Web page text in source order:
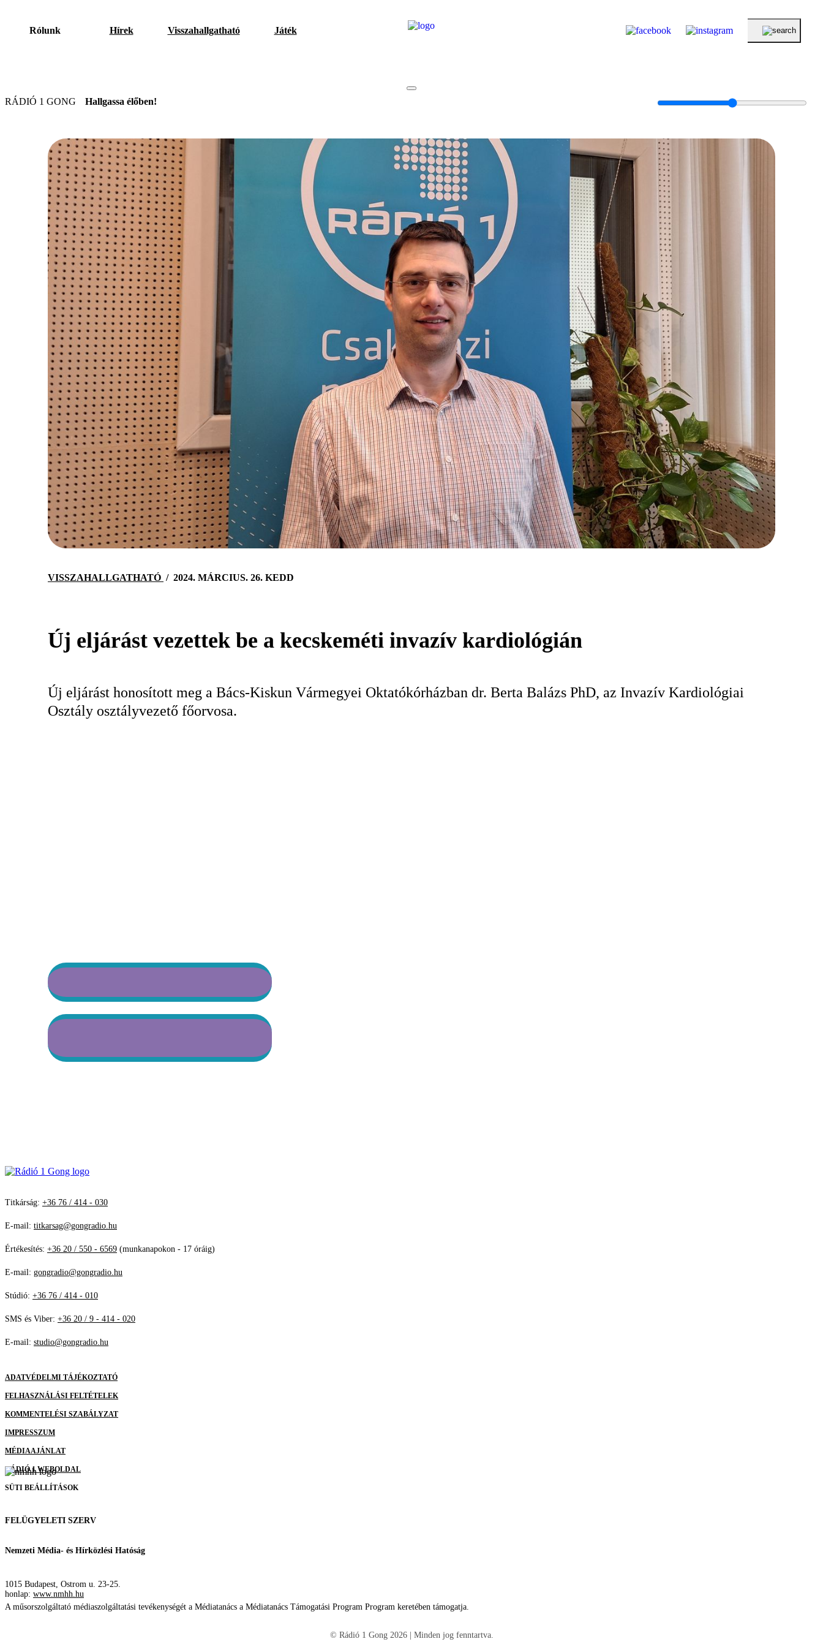
Rólunk Hírek Visszahallgatható Játék
RÁDIÓ 1 GONG Hallgassa élőben!
VISSZAHALLGATHATÓ / 2024. MÁRCIUS. 26. KEDD
Új eljárást vezettek be a kecskeméti invazív kardiológián
Új eljárást honosított meg a Bács-Kiskun Vármegyei Oktatókórházban dr. Berta Balázs PhD, az Invazív Kardiológiai
Osztály osztályvezető főorvosa.
Titkárság: +36 76 / 414 - 030
E-mail: titkarsag@gongradio.hu
Értékesítés: +36 20 / 550 - 6569 (munkanapokon - 17 óráig)
E-mail: gongradio@gongradio.hu
Stúdió: +36 76 / 414 - 010
SMS és Viber: +36 20 / 9 - 414 - 020
E-mail: studio@gongradio.hu
ADATVÉDELMI TÁJÉKOZTATÓ
FELHASZNÁLÁSI FELTÉTELEK
KOMMENTELÉSI SZABÁLYZAT
IMPRESSZUM
MÉDIAAJÁNLAT
RÁDIÓ 1 WEBOLDAL
SÜTI BEÁLLÍTÁSOK
FELÜGYELETI SZERV
Nemzeti Média- és Hírközlési Hatóság
1015 Budapest, Ostrom u. 23-25.
honlap: www.nmhh.hu
A műsorszolgáltató médiaszolgáltatási tevékenységét a Médiatanács a Médiatanács Támogatási Program Program keretében támogatja.
© Rádió 1 Gong 2026 | Minden jog fenntartva.